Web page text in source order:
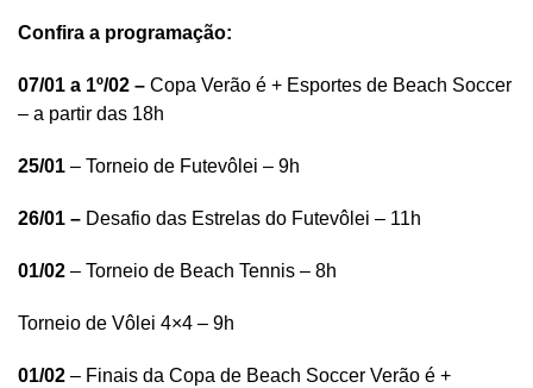
Confira a programação:
07/01 a 1º/02 – Copa Verão é + Esportes de Beach Soccer
– a partir das 18h
25/01 – Torneio de Futevôlei – 9h
26/01 – Desafio das Estrelas do Futevôlei – 11h
01/02 – Torneio de Beach Tennis – 8h
Torneio de Vôlei 4×4 – 9h
01/02 – Finais da Copa de Beach Soccer Verão é +